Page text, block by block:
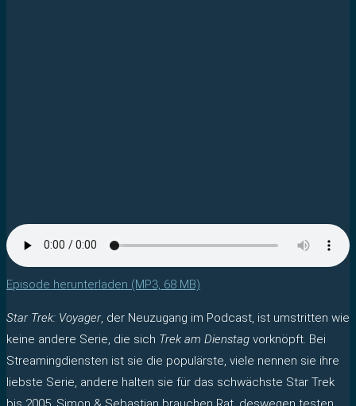
Episode herunterladen (MP3, 68 MB)
Star Trek: Voyager, der Neuzugang im Podcast, ist umstritten wie
keine andere Serie, die sich Trek am Dienstag vorknöpft. Bei
Streamingdiensten ist sie die populärste, viele nennen sie ihre
liebste Serie, andere halten sie für das schwächste Star Trek